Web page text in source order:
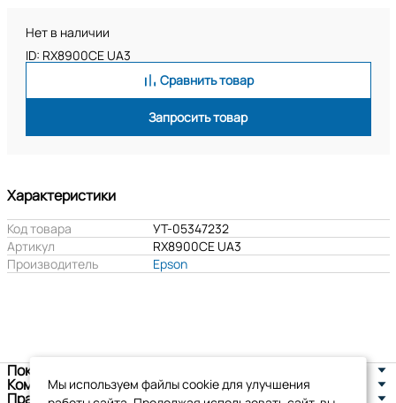
Нет в наличии
ID: RX8900CE UA3
Сравнить товар
Запросить товар
Характеристики
Код товара
УТ-05347232
Артикул
RX8900CE UA3
Производитель
Epson
Покупателям
Компания
Правовая информация
Мы используем файлы cookie для улучшения